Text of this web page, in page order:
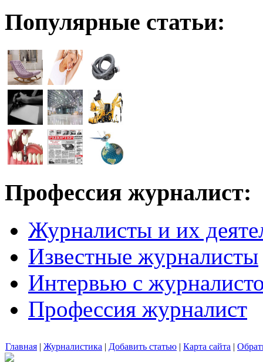
Популярные статьи:
Профессия журналист:
Журналисты и их
Известные журналисты
Интервью с
Профессия журналист
Главная | Журналистика | Добавить статью | Карта сайта |